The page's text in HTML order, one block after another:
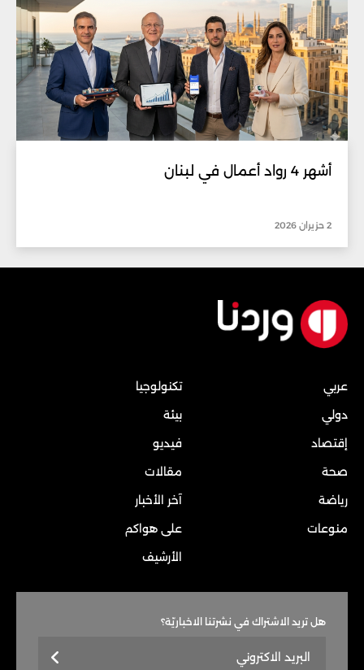
أشهر 4 رواد أعمال في لبنان
2 حزيران 2026
عربي
دولي
إقتصاد
صحة
رياضة
منوعات
تكنولوجيا
بيئة
فيديو
مقالات
آخر الأخبار
على هواكم
الأرشيف
هل تريد الاشتراك في نشرتنا الاخباريّة؟